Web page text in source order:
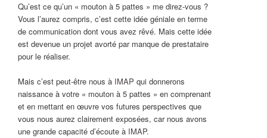
Qu’est ce qu’un « mouton à 5 pattes » me direz-vous ?
Vous l’aurez compris, c’est cette idée géniale en terme
de communication dont vous avez rêvé. Mais cette idée
est devenue un projet avorté par manque de prestataire
pour le réaliser.
Mais c’est peut-être nous à IMAP qui donnerons
naissance à votre « mouton à 5 pattes » en comprenant
et en mettant en œuvre vos futures perspectives que
vous nous aurez clairement exposées, car nous avons
une grande capacité d’écoute à IMAP.